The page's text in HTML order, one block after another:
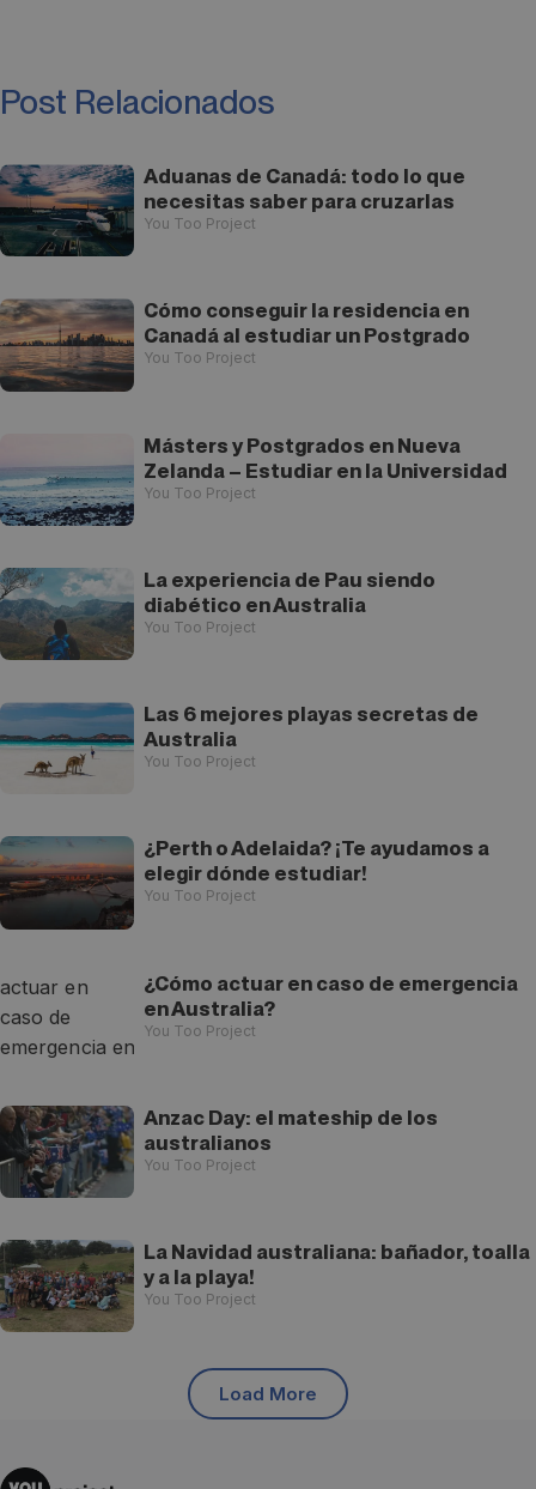
Post Relacionados
Aduanas de Canadá: todo lo que
necesitas saber para cruzarlas
You Too Project
Cómo conseguir la residencia en
Canadá al estudiar un Postgrado
You Too Project
Másters y Postgrados en Nueva
Zelanda – Estudiar en la Universidad
You Too Project
La experiencia de Pau siendo
diabético en Australia
You Too Project
Las 6 mejores playas secretas de
Australia
You Too Project
¿Perth o Adelaida? ¡Te ayudamos a
elegir dónde estudiar!
You Too Project
¿Cómo actuar en caso de emergencia
en Australia?
You Too Project
Anzac Day: el mateship de los
australianos
You Too Project
La Navidad australiana: bañador, toalla
y a la playa!
You Too Project
Load More